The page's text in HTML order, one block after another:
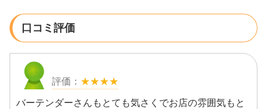
口コミ評価
★★★★
バーテンダーさんもとても気さくでお店の雰囲気もと